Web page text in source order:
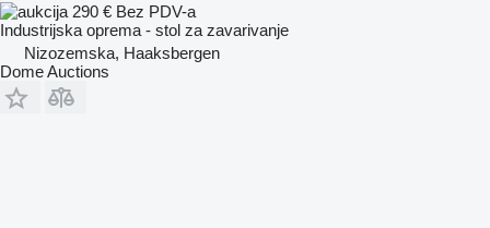
290 € Bez PDV-a
Industrijska oprema - stol za zavarivanje
Nizozemska, Haaksbergen
Dome Auctions